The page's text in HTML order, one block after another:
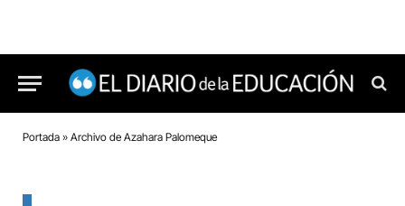
Portada » Archivo de Azahara Palomeque